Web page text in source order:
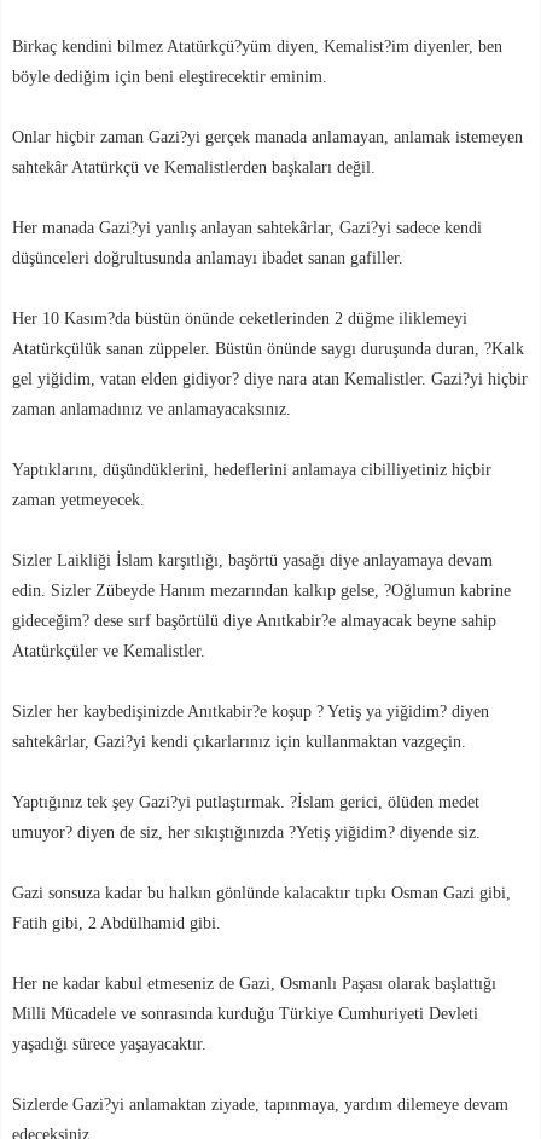
Birkaç kendini bilmez Atatürkçü?yüm diyen, Kemalist?im diyenler, ben
böyle dediğim için beni eleştirecektir eminim.
Onlar hiçbir zaman Gazi?yi gerçek manada anlamayan, anlamak istemeyen
sahtekâr Atatürkçü ve Kemalistlerden başkaları değil.
Her manada Gazi?yi yanlış anlayan sahtekârlar, Gazi?yi sadece kendi
düşünceleri doğrultusunda anlamayı ibadet sanan gafiller.
Her 10 Kasım?da büstün önünde ceketlerinden 2 düğme iliklemeyi
Atatürkçülük sanan züppeler. Büstün önünde saygı duruşunda duran, ?Kalk
gel yiğidim, vatan elden gidiyor? diye nara atan Kemalistler. Gazi?yi hiçbir
zaman anlamadınız ve anlamayacaksınız.
Yaptıklarını, düşündüklerini, hedeflerini anlamaya cibilliyetiniz hiçbir
zaman yetmeyecek.
Sizler Laikliği İslam karşıtlığı, başörtü yasağı diye anlayamaya devam
edin. Sizler Zübeyde Hanım mezarından kalkıp gelse, ?Oğlumun kabrine
gideceğim? dese sırf başörtülü diye Anıtkabir?e almayacak beyne sahip
Atatürkçüler ve Kemalistler.
Sizler her kaybedişinizde Anıtkabir?e koşup ? Yetiş ya yiğidim? diyen
sahtekârlar, Gazi?yi kendi çıkarlarınız için kullanmaktan vazgeçin.
Yaptığınız tek şey Gazi?yi putlaştırmak. ?İslam gerici, ölüden medet
umuyor? diyen de siz, her sıkıştığınızda ?Yetiş yiğidim? diyende siz.
Gazi sonsuza kadar bu halkın gönlünde kalacaktır tıpkı Osman Gazi gibi,
Fatih gibi, 2 Abdülhamid gibi.
Her ne kadar kabul etmeseniz de Gazi, Osmanlı Paşası olarak başlattığı
Milli Mücadele ve sonrasında kurduğu Türkiye Cumhuriyeti Devleti
yaşadığı sürece yaşayacaktır.
Sizlerde Gazi?yi anlamaktan ziyade, tapınmaya, yardım dilemeye devam
edeceksiniz.